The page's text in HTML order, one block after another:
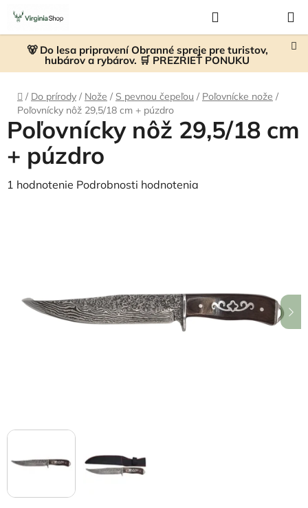
Prejsť
obsah
🐻 Do lesa pripravení Obranné spreje pre turistov,
hubárov a rybárov. 🛒 PREZRIEŤ PONUKU
KOŠÍK
Domov
/ Do prírody / Nože / S pevnou čepeľou / Poľovnícke nože /
Poľovnícky nôž 29,5/18 cm + púzdro
Poľovnícky nôž 29,5/18 cm
+ púzdro
Priemerné
hviezdičiek.
1 hodnotenie Podrobnosti hodnotenia